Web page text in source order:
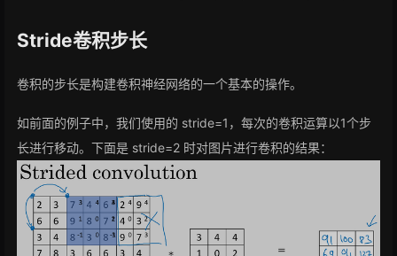
Stride卷积步长
卷积的步长是构建卷积神经网络的一个基本的操作。
如前面的例子中，我们使用的 stride=1，每次的卷积运算以1个步
长进行移动。下面是 stride=2 时对图片进行卷积的结果：